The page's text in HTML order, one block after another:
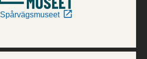
Spårvägsmuseet